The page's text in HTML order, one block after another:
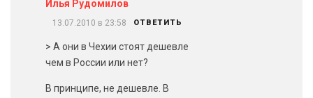
Илья Рудомилов
13.07.2010 в 23:58 ОТВЕТИТЬ
> А они в Чехии стоят дешевле
чем в России или нет?
В принципе, не дешевле. В